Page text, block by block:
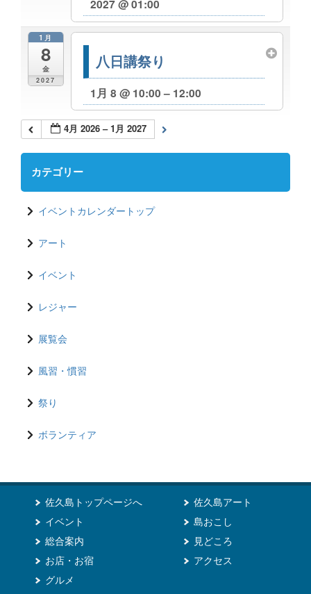
2027 @ 01:00
1月
8
金
2027
八日講祭り
1月 8 @ 10:00 – 12:00
4月 2026 – 1月 2027
カテゴリー
イベントカレンダートップ
アート
イベント
レジャー
展覧会
風習・慣習
祭り
ボランティア
佐久島トップページへ
イベント
総合案内
お店・お宿
グルメ
佐久島アート
島おこし
見どころ
アクセス